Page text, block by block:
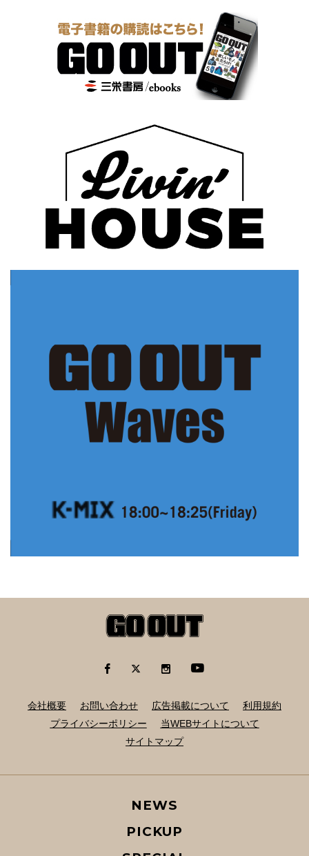
会社概要 お問い合わせ 広告掲載について
利用規約
プライバシーポリシー
当WEBサイトについて
サイトマップ
NEWS
PICKUP